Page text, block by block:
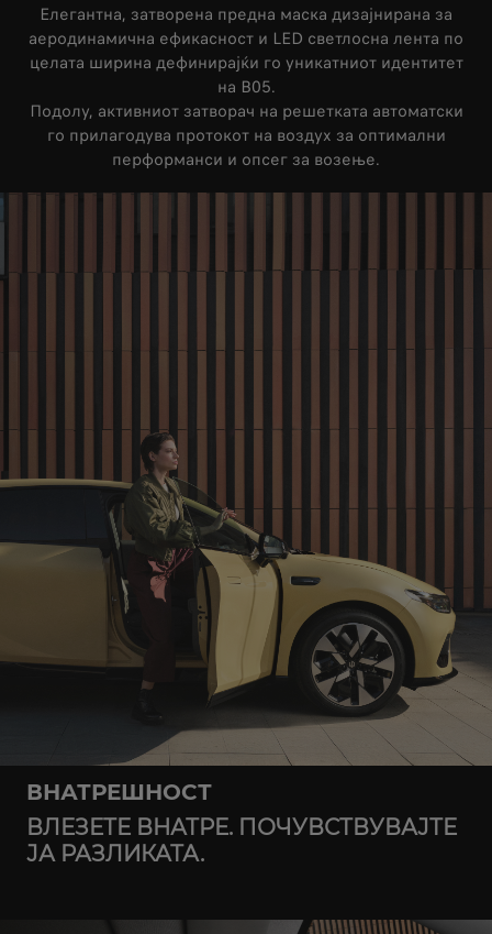
Елегантна, затворена предна маска дизајнирана за
аеродинамична ефикасност и LED светлосна лента по
целата ширина дефинирајќи го уникатниот идентитет
на B05.
Подолу, активниот затворач на решетката автоматски
го прилагодува протокот на воздух за оптимални
перформанси и опсег за возење.
ВНАТРЕШНОСТ
ВЛЕЗЕТЕ ВНАТРЕ. ПОЧУВСТВУВАЈТЕ
ЈА РАЗЛИКАТА.